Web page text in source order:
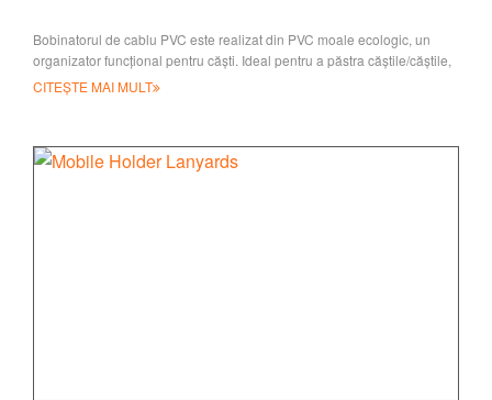
Bobinatorul de cablu PVC este realizat din PVC moale ecologic, un
organizator funcțional pentru căști. Ideal pentru a păstra căștile/căștile,
powe
CITEȘTE MAI MULT